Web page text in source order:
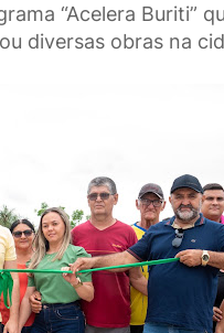
“Acelera Buriti”
diversas obras na